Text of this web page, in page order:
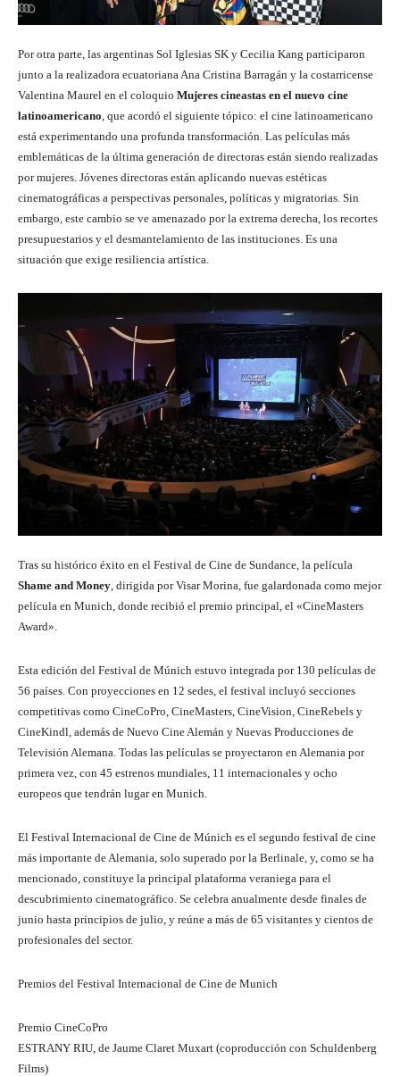
Por otra parte, las argentinas Sol Iglesias SK y Cecilia Kang participaron
junto a la realizadora ecuatoriana Ana Cristina Barragán y la costarricense
Valentina Maurel en el coloquio Mujeres cineastas en el nuevo cine
latinoamericano , que acordó el siguiente tópico: el cine latinoamericano
está experimentando una profunda transformación. Las películas más
emblemáticas de la última generación de directoras están siendo realizadas
por mujeres. Jóvenes directoras están aplicando nuevas estéticas
cinematográficas a perspectivas personales, políticas y migratorias. Sin
embargo, este cambio se ve amenazado por la extrema derecha, los recortes
presupuestarios y el desmantelamiento de las instituciones. Es una
situación que exige resiliencia artística.
Tras su histórico éxito en el Festival de Cine de Sundance, la película
Shame and Money , dirigida por Visar Morina, fue galardonada como mejor
película en Munich, donde recibió el premio principal, el «CineMasters
Award».
Esta edición del Festival de Múnich estuvo integrada por 130 películas de
56 países. Con proyecciones en 12 sedes, el festival incluyó secciones
competitivas como CineCoPro, CineMasters, CineVision, CineRebels y
CineKindl, además de Nuevo Cine Alemán y Nuevas Producciones de
Televisión Alemana. Todas las películas se proyectaron en Alemania por
primera vez, con 45 estrenos mundiales, 11 internacionales y ocho
europeos que tendrán lugar en Munich.
El Festival Internacional de Cine de Múnich es el segundo festival de cine
más importante de Alemania, solo superado por la Berlinale, y, como se ha
mencionado, constituye la principal plataforma veraniega para el
descubrimiento cinematográfico. Se celebra anualmente desde finales de
junio hasta principios de julio, y reúne a más de 65 visitantes y cientos de
profesionales del sector.
Premios del Festival Internacional de Cine de Munich
Premio CineCoPro
ESTRANY RIU, de Jaume Claret Muxart (coproducción con Schuldenberg
Films)